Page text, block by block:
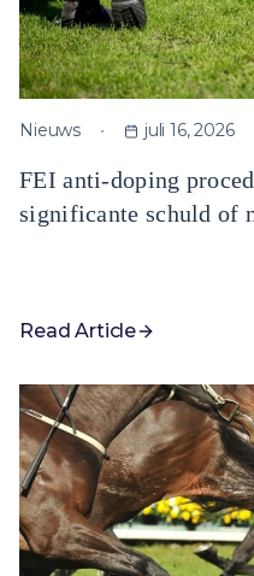
Nieuws juli 16, 2026
FEI anti-doping
significante schuld of
Read Article